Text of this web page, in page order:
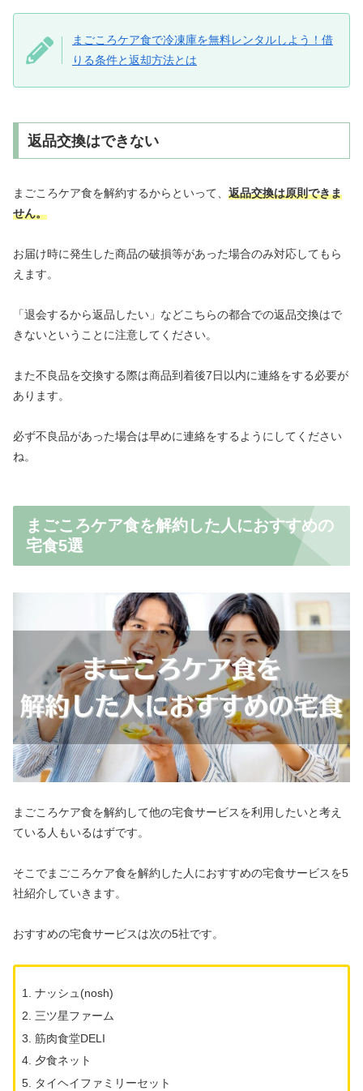
まごころケア食で冷凍庫を無料レンタルしよう！借
りる条件と返却方法とは
返品交換はできない
まごころケア食を解約するからといって、 返品交換は原則できま
せん。
お届け時に発生した商品の破損等があった場合のみ対応してもら
えます。
「退会するから返品したい」などこちらの都合での返品交換はで
きないということに注意してください。
また不良品を交換する際は商品到着後7日以内に連絡をする必要が
あります。
必ず不良品があった場合は早めに連絡をするようにしてください
ね。
まごころケア食を解約した人におすすめの
宅食5選
まごころケア食を解約して他の宅食サービスを利用したいと考え
ている人もいるはずです。
そこでまごころケア食を解約した人におすすめの宅食サービスを5
社紹介していきます。
おすすめの宅食サービスは次の5社です。
ナッシュ(nosh)
三ツ星ファーム
筋肉食堂DELI
夕食ネット
タイヘイファミリーセット